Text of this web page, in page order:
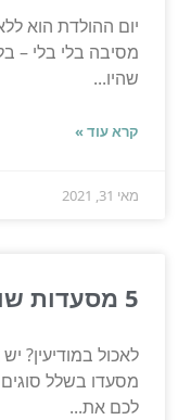
יום ההולדת הוא
מסיבה בלי בלי –
שהיו...
קרא עוד »
מאי 31, 2021
5 מסעדות שוות במודיעין
לאכול במודיעין?
מסעדו בשלל סוגים
לכם את...